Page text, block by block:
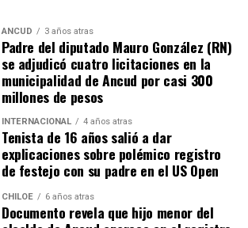
ANCUD 3 años atras
Padre del diputado Mauro González (RN)
se adjudicó cuatro licitaciones en la
municipalidad de Ancud por casi 300
millones de pesos
INTERNACIONAL 4 años atras
Tenista de 16 años salió a dar
explicaciones sobre polémico registro
de festejo con su padre en el US Open
CHILOE 6 años atras
Documento revela que hijo menor del